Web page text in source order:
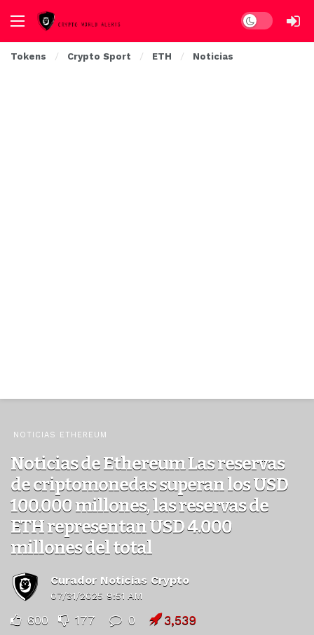
Dark mode
Tokens Crypto Sport ETH Noticias
NOTICIAS ETHEREUM
Noticias de Ethereum Las reservas
de criptomonedas superan los USD
100.000 millones, las reservas de
ETH representan USD 4.000
millones del total
Curador Noticias Crypto
07/31/2025 9:51 AM
600 177 0 3,539